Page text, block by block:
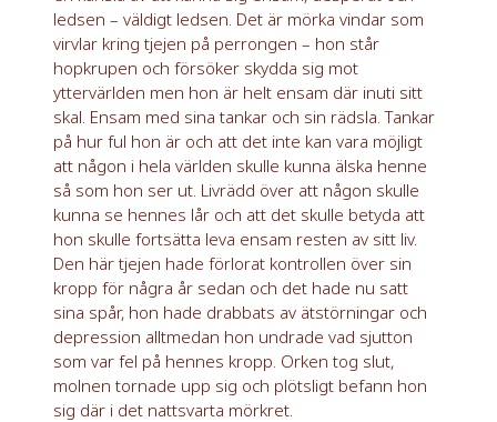
ledsen – väldigt ledsen. Det är mörka vindar som
virvlar kring tjejen på perrongen – hon står
hopkrupen och försöker skydda sig mot
yttervärlden men hon är helt ensam där inuti sitt
skal. Ensam med sina tankar och sin rädsla. Tankar
på hur ful hon är och att det inte kan vara möjligt
att någon i hela världen skulle kunna älska henne
så som hon ser ut. Livrädd över att någon skulle
kunna se hennes lår och att det skulle betyda att
hon skulle fortsätta leva ensam resten av sitt liv.
Den här tjejen hade förlorat kontrollen över sin
kropp för några år sedan och det hade nu satt
sina spår, hon hade drabbats av ätstörningar och
depression alltmedan hon undrade vad sjutton
som var fel på hennes kropp. Orken tog slut,
molnen tornade upp sig och plötsligt befann hon
sig där i det nattsvarta mörkret.